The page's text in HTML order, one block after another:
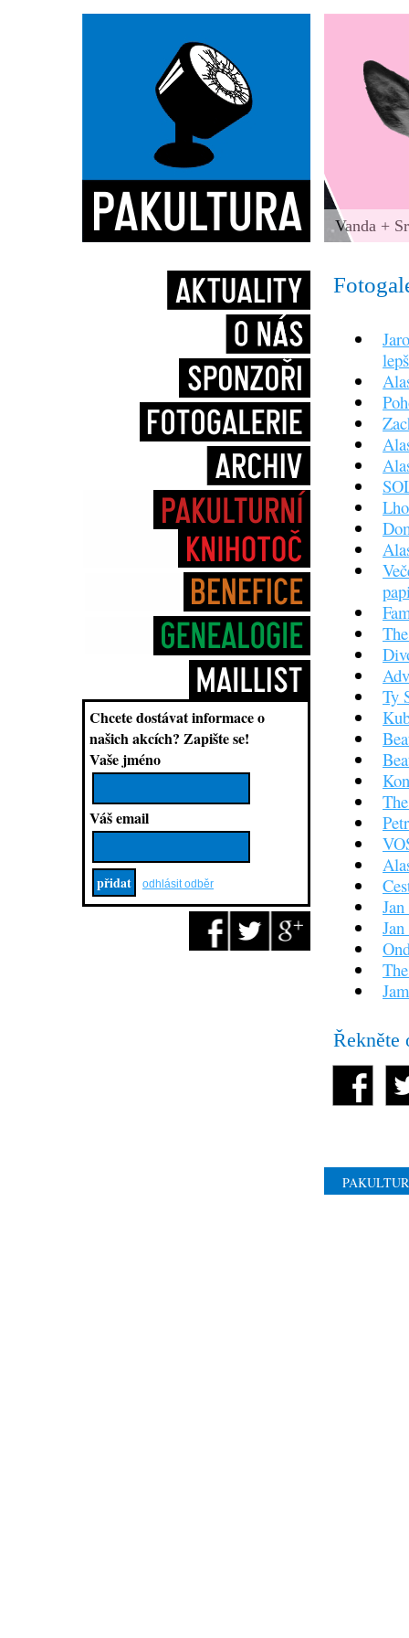
Vanda +
Chcete dostávat informace o
našich akcích? Zapište se!
Vaše jméno
Váš email
odhlásit odběr
Ty
Řekněte